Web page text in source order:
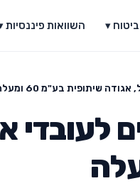
▾ השוואות פיננסיות
שיתופית בע"מ 60 ומעלה
לעובדי